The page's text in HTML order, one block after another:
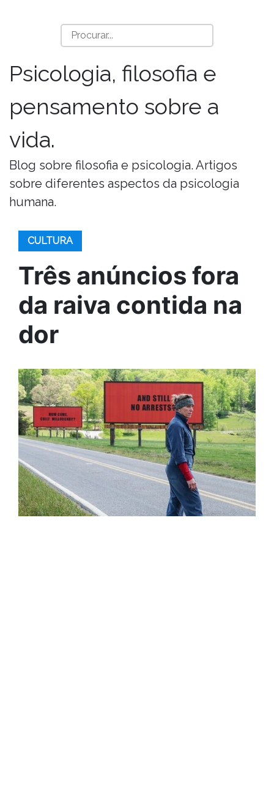
Psicologia, filosofia e
pensamento sobre a
vida.
Blog sobre filosofia e psicologia. Artigos
sobre diferentes aspectos da psicologia
humana.
CULTURA
Três anúncios fora
da raiva contida na
dor